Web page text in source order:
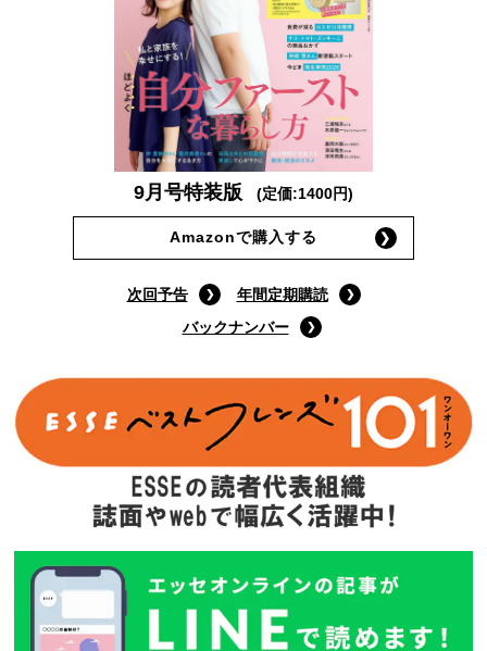
9月号特装版 (定価:1400円)
Amazonで購入する
次回予告
年間定期購読
バックナンバー